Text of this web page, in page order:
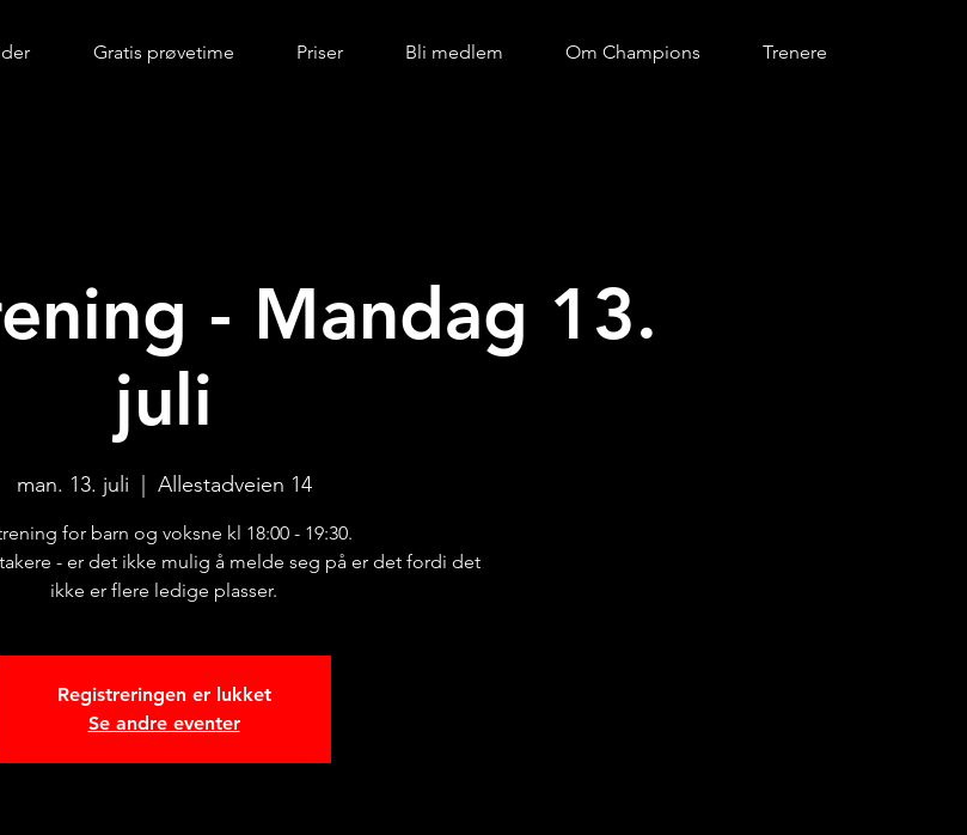
- Mandag 13.
juli
man. 13. juli Allestadveien 14
for barn og voksne kl 18:00 - 19:30.
- er det ikke mulig å melde seg på er det fordi det
ikke er flere ledige plasser.
Registreringen er lukket
Se andre eventer
Gratis prøvetime Priser Bli medlem Om Champions Trenere